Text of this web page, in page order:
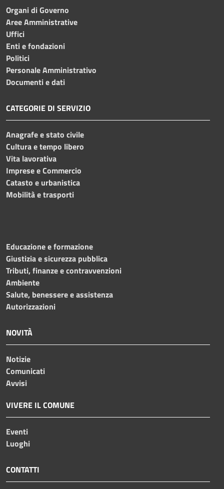
Organi di Governo
Aree Amministrative
Uffici
Enti e fondazioni
Politici
Personale Amministrativo
Documenti e dati
CATEGORIE DI SERVIZIO
Anagrafe e stato civile
Cultura e tempo libero
Vita lavorativa
Imprese e Commercio
Catasto e urbanistica
Mobilità e trasporti
Educazione e formazione
Giustizia e sicurezza pubblica
Tributi, finanze e contravvenzioni
Ambiente
Salute, benessere e assistenza
Autorizzazioni
NOVITÀ
Notizie
Comunicati
Avvisi
VIVERE IL COMUNE
Eventi
Luoghi
CONTATTI